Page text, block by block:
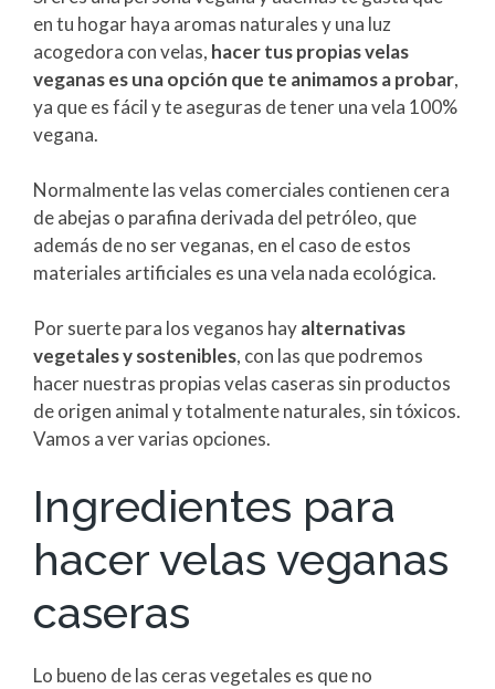
en tu hogar haya aromas naturales y una luz
acogedora con velas, hacer tus propias velas
veganas es una opción que te animamos a probar,
ya que es fácil y te aseguras de tener una vela 100%
vegana.
Normalmente las velas comerciales contienen cera
de abejas o parafina derivada del petróleo, que
además de no ser veganas, en el caso de estos
materiales artificiales es una vela nada ecológica.
Por suerte para los veganos hayalternativas
vegetales y sostenibles, con las que podremos
hacer nuestras propias velas caseras sin productos
de origen animal y totalmente naturales, sin tóxicos.
Vamos a ver varias opciones.
Ingredientes para
hacer velas veganas
caseras
Lo bueno de las ceras vegetales es que no